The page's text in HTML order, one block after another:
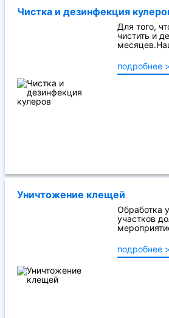
Чистка и дезинфекция
Для того,
чистить и
подробнее
Уничтожение клещей
Обработка
участков
подробнее